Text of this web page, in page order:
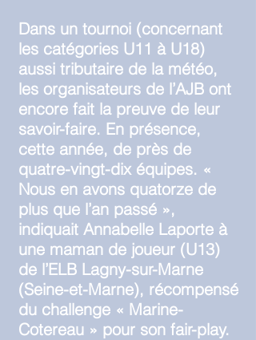
Dans un tournoi (concernant
les catégories U11 à U18)
aussi tributaire de la météo,
les organisateurs de l’AJB ont
encore fait la preuve de leur
savoir-faire. En présence,
cette année, de près de
quatre-vingt-dix équipes. «
Nous en avons quatorze de
plus que l’an passé »,
indiquait Annabelle Laporte à
une maman de joueur (U13)
de l’ELB Lagny-sur-Marne
(Seine-et-Marne), récompensé
du challenge « Marine-
Cotereau » pour son fair-play.